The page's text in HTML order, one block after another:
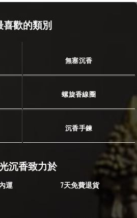
喜歡的類別
無塞沉香
螺旋香線圈
沉香手鍊
沉香致力於
運
7天免費退貨